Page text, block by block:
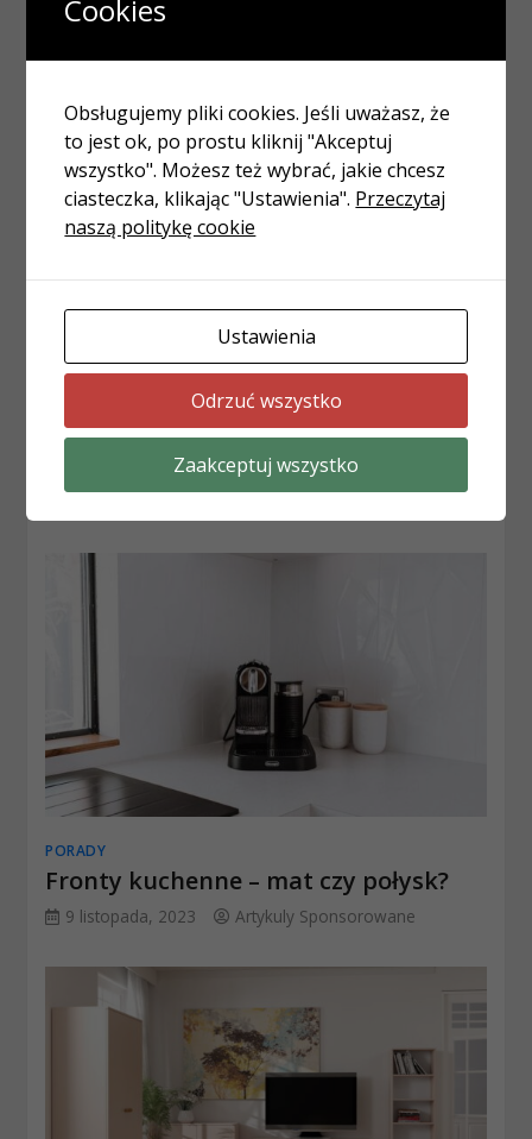
Zwykłe akwarium to nuda? Pomyśl o
akwarium morskim!
DOM I OGRÓD
Stalowa Rewolucja w Orynnowaniu
PORADY
Fronty kuchenne – mat czy połysk?
9 listopada, 2023 Artykuly Sponsorowane
Cookies
Obsługujemy pliki cookies. Jeśli uważasz, że
to jest ok, po prostu kliknij "Akceptuj
wszystko". Możesz też wybrać, jakie chcesz
ciasteczka, klikając "Ustawienia". Przeczytaj
naszą politykę cookie
Ustawienia
Odrzuć wszystko
Zaakceptuj wszystko